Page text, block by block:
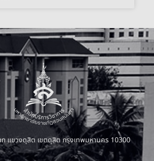
แขวงดุสิต เขตดุสิต กรุงเทพมหานคร 10300